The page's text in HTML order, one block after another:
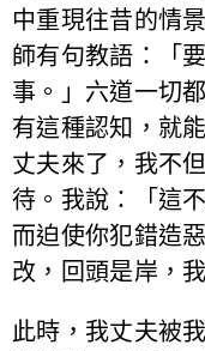
中重現往昔的情
師有句教語：「
事。」六道一切
有這種認知，就
丈夫來了，我不
待。我說：「這
而迫使你犯錯造
改，回頭是岸，
此時，我丈夫被